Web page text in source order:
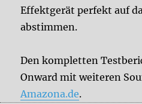
Effektgerät perfekt auf
abstimmen.
Den kompletten
Onward mit weiteren
Amazona.de.